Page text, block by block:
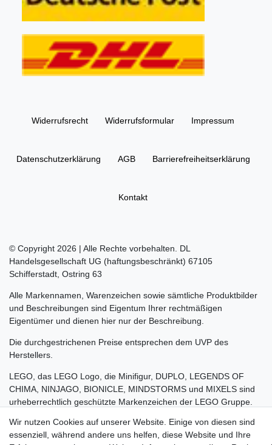
Widerrufs­recht Widerrufs­formular Impressum
Daten­schutz­erklärung AGB Barrierefreiheitserklärung
Kontakt
© Copyright 2026 | Alle Rechte vorbehalten. DL
Handelsgesellschaft UG (haftungsbeschränkt) 67105
Schifferstadt, Ostring 63
Alle Markennamen, Warenzeichen sowie sämtliche Produktbilder
und Beschreibungen sind Eigentum Ihrer rechtmäßigen
Eigentümer und dienen hier nur der Beschreibung.
Die durchgestrichenen Preise entsprechen dem UVP des
Herstellers.
LEGO, das LEGO Logo, die Minifigur, DUPLO, LEGENDS OF
CHIMA, NINJAGO, BIONICLE, MINDSTORMS und MIXELS sind
urheberrechtlich geschützte Markenzeichen der LEGO Gruppe.
Wir nutzen Cookies auf unserer Website. Einige von diesen sind
essenziell, während andere uns helfen, diese Website und Ihre